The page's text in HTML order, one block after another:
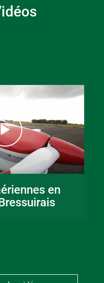
en
16 juin 2026
Fête de la
en Bocage